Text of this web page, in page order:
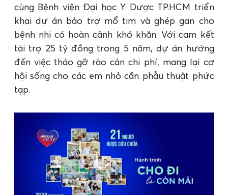
cùng Bệnh viện Đại học Y Dược TP.HCM triển
khai dự án bảo trợ mổ tim và ghép gan cho
bệnh nhi có hoàn cảnh khó khăn. Với cam kết
tài trợ 25 tỷ đồng trong 5 năm, dự án hướng
đến việc tháo gỡ rào cản chi phí, mang lại cơ
hội sống cho các em nhỏ cần phẫu thuật phức
tạp.